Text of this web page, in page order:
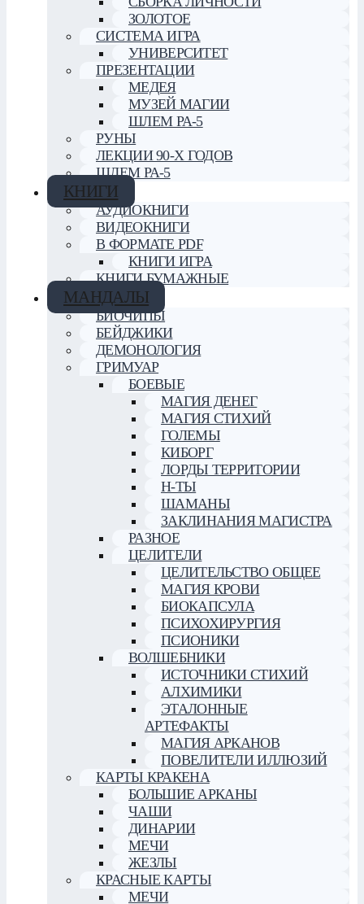
ЗОЛОТОЕ
СИСТЕМА ИГРА
УНИВЕРСИТЕТ
ПРЕЗЕНТАЦИИ
МЕДЕЯ
МУЗЕЙ МАГИИ
ШЛЕМ РА-5
РУНЫ
ЛЕКЦИИ 90-Х ГОДОВ
ШЛЕМ РА-5
КНИГИ
АУДИОКНИГИ
ВИДЕОКНИГИ
В ФОРМАТЕ PDF
КНИГИ ИГРА
КНИГИ БУМАЖНЫЕ
МАНДАЛЫ
БИОЧИПЫ
БЕЙДЖИКИ
ДЕМОНОЛОГИЯ
ГРИМУАР
БОЕВЫЕ
МАГИЯ ДЕНЕГ
МАГИЯ СТИХИЙ
ГОЛЕМЫ
КИБОРГ
ЛОРДЫ ТЕРРИТОРИИ
Н-ТЫ
ШАМАНЫ
ЗАКЛИНАНИЯ МАГИСТРА
РАЗНОЕ
ЦЕЛИТЕЛИ
ЦЕЛИТЕЛЬСТВО ОБЩЕЕ
МАГИЯ КРОВИ
БИОКАПСУЛА
ПСИХОХИРУРГИЯ
ПСИОНИКИ
ВОЛШЕБНИКИ
ИСТОЧНИКИ СТИХИЙ
АЛХИМИКИ
ЭТАЛОННЫЕ
АРТЕФАКТЫ
МАГИЯ АРКАНОВ
ПОВЕЛИТЕЛИ ИЛЛЮЗИЙ
КАРТЫ КРАКЕНА
БОЛЬШИЕ АРКАНЫ
ЧАШИ
ДИНАРИИ
МЕЧИ
ЖЕЗЛЫ
КРАСНЫЕ КАРТЫ
МЕЧИ